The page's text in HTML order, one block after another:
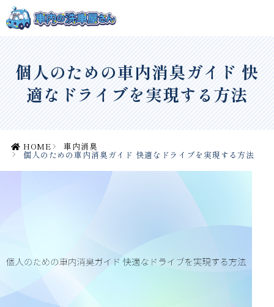
個人のための車内消臭ガイド 快
適なドライブを実現する方法
HOME 車内消臭
個人のための車内消臭ガイド 快適なドライブを実現する方法